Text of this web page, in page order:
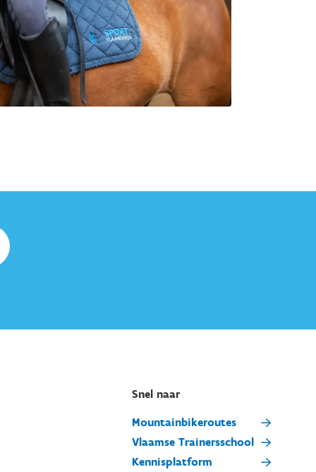
Snel naar
Mountainbikeroutes
Vlaamse Trainersschool
Kennisplatform